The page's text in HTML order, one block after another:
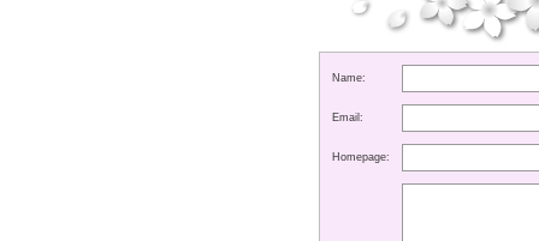
Name:
Email:
Homepage: